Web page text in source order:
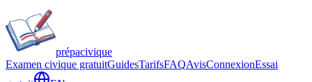
prépacivique
Examen civique gratuitGuidesTarifsFAQAvisConnexionEssai